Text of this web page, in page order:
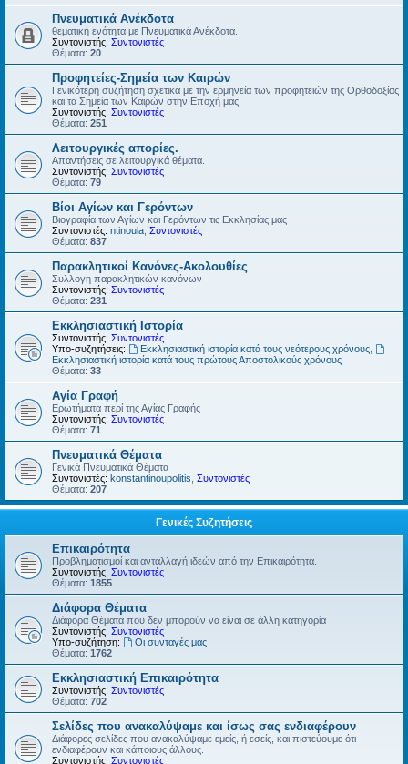
Πνευματικά Ανέκδοτα
θεματική ενότητα με Πνευματικά Ανέκδοτα.
Συντονιστής: Συντονιστές
Θέματα: 20
Προφητείες-Σημεία των Καιρών
Γενικότερη συζήτηση σχετικά με την ερμηνεία των προφητειών της Ορθοδοξίας
και τα Σημεία των Καιρών στην Εποχή μας.
Συντονιστής: Συντονιστές
Θέματα: 251
Λειτουργικές απορίες.
Απαντήσεις σε λειτουργικά θέματα.
Συντονιστής: Συντονιστές
Θέματα: 79
Βίοι Αγίων και Γερόντων
Βιογραφία των Αγίων και Γερόντων τις Εκκλησίας μας
Συντονιστές: ntinoula Συντονιστές
Θέματα: 837
Παρακλητικοί Κανόνες-Ακολουθίες
Συλλογη παρακλητικών κανόνων
Συντονιστής: Συντονιστές
Θέματα: 231
Εκκλησιαστική Ιστορία
Συντονιστής: Συντονιστές
Υπο-συζητήσεις:
Εκκλησιαστική ιστορία κατά τους νεότερους χρόνους,
Εκκλησιαστική ιστορία κατά τους πρώτους Αποστολικούς χρόνους
Θέματα: 33
Αγία Γραφή
Ερωτήματα περί της Αγίας Γραφής
Συντονιστής: Συντονιστές
Θέματα: 71
Πνευματικά Θέματα
Γενικά Πνευματικά Θέματα
Συντονιστές: konstantinoupolitis Συντονιστές
Θέματα: 207
Γενικές Συζητήσεις
Επικαιρότητα
Προβληματισμοί και ανταλλαγή ιδεών από την Επικαιρότητα.
Συντονιστής: Συντονιστές
Θέματα: 1855
Διάφορα Θέματα
Διάφορα Θέματα που δεν μπορούν να είναι σε άλλη κατηγορία
Συντονιστής: Συντονιστές
Υπο-συζήτηση:
Οι συνταγές μας
Θέματα: 1762
Εκκλησιαστική Επικαιρότητα
Συντονιστής: Συντονιστές
Θέματα: 702
Σελίδες που ανακαλύψαμε και ίσως σας ενδιαφέρουν
Διάφορες σελίδες που ανακαλύψαμε εμείς, ή εσείς, και πιστεύουμε ότι
ενδιαφέρουν και κάποιους άλλους.
Συντονιστής: Συντονιστές